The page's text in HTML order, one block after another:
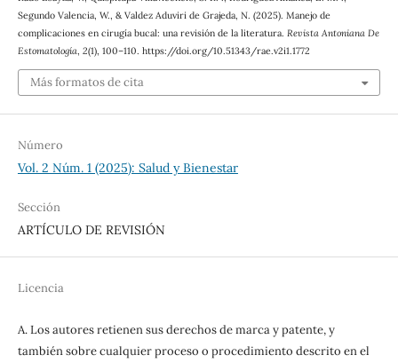
Segundo Valencia, W., & Valdez Aduviri de Grajeda, N. (2025). Manejo de
complicaciones en cirugía bucal: una revisión de la literatura. Revista Antoniana De
Estomatología, 2(1), 100–110. https://doi.org/10.51343/rae.v2i1.1772
Más formatos de cita
Número
Vol. 2 Núm. 1 (2025): Salud y Bienestar
Sección
ARTÍCULO DE REVISIÓN
Licencia
A. Los autores retienen sus derechos de marca y patente, y
también sobre cualquier proceso o procedimiento descrito en el